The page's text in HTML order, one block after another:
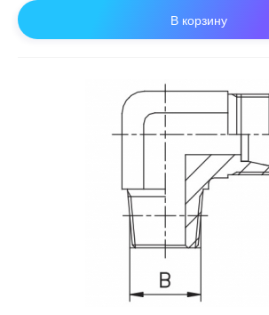
В корзину